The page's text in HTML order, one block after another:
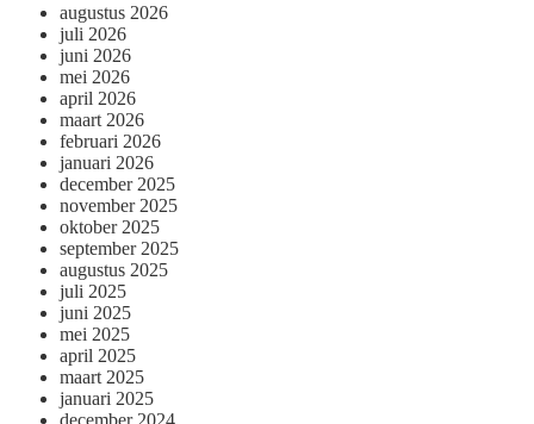
augustus 2026
juli 2026
juni 2026
mei 2026
april 2026
maart 2026
februari 2026
januari 2026
december 2025
november 2025
oktober 2025
september 2025
augustus 2025
juli 2025
juni 2025
mei 2025
april 2025
maart 2025
januari 2025
december 2024